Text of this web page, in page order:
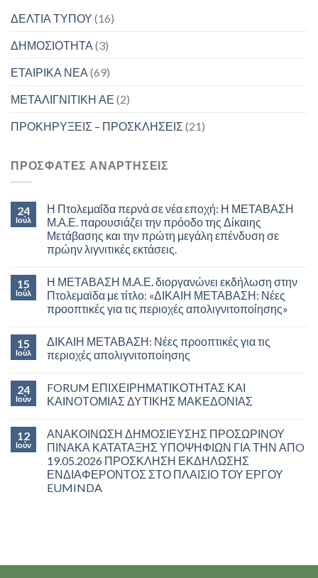
ΔΕΛΤΙΑ ΤΥΠΟΥ (16)
ΔΗΜΟΣΙΟΤΗΤΑ (3)
ΕΤΑΙΡΙΚΑ ΝΕΑ (69)
ΜΕΤΑΛΙΓΝΙΤΙΚΗ ΑΕ (2)
ΠΡΟΚΗΡΥΞΕΙΣ – ΠΡΟΣΚΛΗΣΕΙΣ (21)
ΠΡΟΣΦΑΤΕΣ ΑΝΑΡΤΗΣΕΙΣ
24
Ιούλ
Η Πτολεμαΐδα περνά σε νέα εποχή: Η ΜΕΤΑΒΑΣΗ
Μ.Α.Ε. παρουσιάζει την πρόοδο της Δίκαιης
Μετάβασης και την πρώτη μεγάλη επένδυση σε
πρώην λιγνιτικές εκτάσεις.
15
Ιούλ
Η ΜΕΤΑΒΑΣΗ Μ.Α.Ε. διοργανώνει εκδήλωση στην
Πτολεμαϊδα με τίτλο: «ΔΙΚΑΙΗ ΜΕΤΑΒΑΣΗ: Νέες
προοπτικές για τις περιοχές απολιγνιτοποίησης»
15
Ιούλ
ΔΙΚΑΙΗ ΜΕΤΑΒΑΣΗ: Νέες προοπτικές για τις
περιοχές απολιγνιτοποίησης
24
Ιούν
FORUM ΕΠΙΧΕΙΡΗΜΑΤΙΚΟΤΗΤΑΣ ΚΑΙ
ΚΑΙΝΟΤΟΜΙΑΣ ΔΥΤΙΚΗΣ ΜΑΚΕΔΟΝΙΑΣ
12
Ιούν
ΑΝΑΚΟΙΝΩΣΗ ΔΗΜΟΣΙΕΥΣΗΣ ΠΡΟΣΩΡΙΝΟΥ
ΠΙΝΑΚΑ ΚΑΤΑΤΑΞΗΣ ΥΠΟΨΗΦΙΩΝ ΓΙΑ ΤΗΝ ΑΠO
19.05.2026 ΠΡΟΣΚΛΗΣΗ ΕΚΔΗΛΩΣΗΣ
ΕΝΔΙΑΦΕΡΟΝΤΟΣ ΣΤΟ ΠΛΑΙΣΙΟ ΤΟΥ ΕΡΓΟΥ
EUMINDA